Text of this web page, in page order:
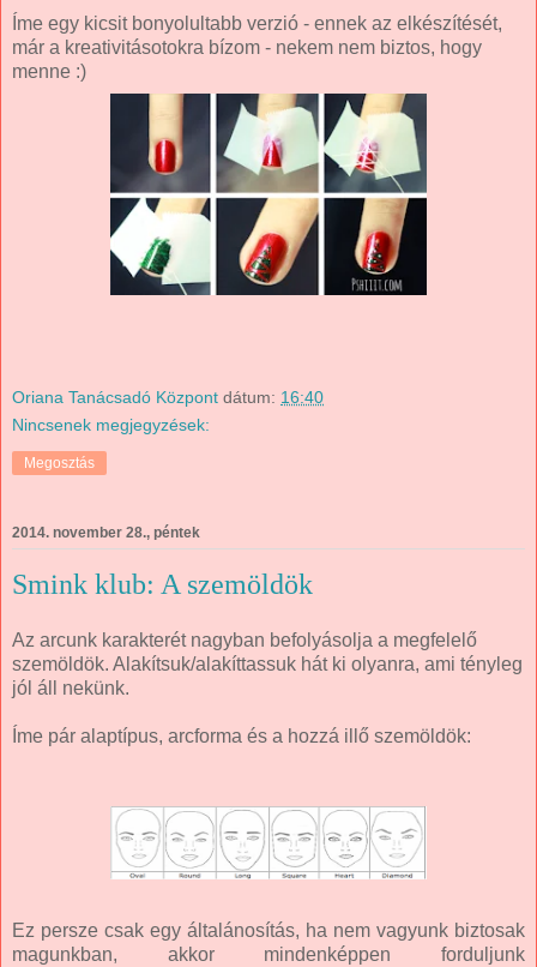
Íme egy kicsit bonyolultabb verzió - ennek az elkészítését,
már a kreativitásotokra bízom - nekem nem biztos, hogy
menne :)
Oriana Tanácsadó Központ dátum: 16:40
Nincsenek megjegyzések:
Megosztás
2014. november 28., péntek
Smink klub: A szemöldök
Az arcunk karakterét nagyban befolyásolja a megfelelő
szemöldök. Alakítsuk/alakíttassuk hát ki olyanra, ami tényleg
jól áll nekünk.
Íme pár alaptípus, arcforma és a hozzá illő szemöldök:
Ez persze csak egy általánosítás, ha nem vagyunk biztosak
magunkban, akkor mindenképpen forduljunk